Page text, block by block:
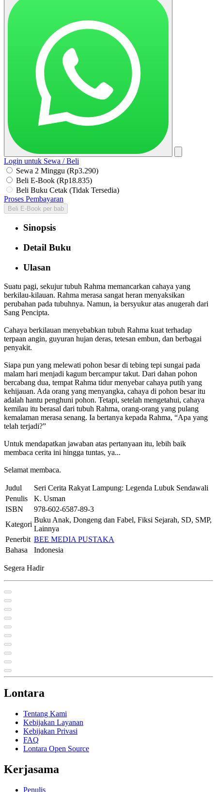
Login untuk Sewa / Beli
Sewa 2 Minggu (Rp3.290)
Beli E-Book (Rp18.835)
Beli Buku Cetak (Tidak Tersedia)
Proses Pembayaran
Beli E-Book per bab
Sinopsis
Detail Buku
Ulasan
Suatu pagi, sekujur tubuh Rahma memancarkan cahaya yang
berkilau-kilauan. Rahma merasa sangat heran menyaksikan
perubahan pada tubuhnya. Namun, ia bersyukur atas anugerah dari
Sang Pencipta.
Cahaya berkilauan menyebabkan tubuh Rahma kuat terhadap
terpaan angin, guyuran hujan deras, tetesan embun, dan berbagai
penyakit.
Siapa pun yang melewati pohon besar di tebing tepi sungai pada
malam hari menjadi kagum bercampur takut. Dari dahan pohon
bercabang dua, tempat Rahma tidur menyebar cahaya putih yang
kehijauan. Ada orang yang menyangka, cahaya di pohon besar itu
adalah hantu penghuni pohon. Tetapi, setelah mengetahui, cahaya
kemilau itu berasal dari tubuh Rahma, orang-orang yang pulang
kemalaman merasa senang. Ia bertanya kepada Rahma, “Apa yang
telah terjadi?”
Untuk mendapatkan jawaban atas pertanyaan itu, lebih baik
membaca cerita ini hingga tuntas, ya...
Selamat membaca.
Judul
Seri Cerita Rakyat Lampung: Legenda Lubuk Sendawali
Penulis
K. Usman
ISBN
978-602-6587-89-3
Kategori
Buku Anak, Dongeng dan Fabel, Fiksi Sejarah, SD, SMP,
Lainnya
Penerbit BEE MEDIA PUSTAKA
Bahasa
Indonesia
Segera Hadir
Lontara
Tentang Kami
Kebijakan Layanan
Kebijakan Privasi
FAQ
Lontara Open Source
Kerjasama
Penulis